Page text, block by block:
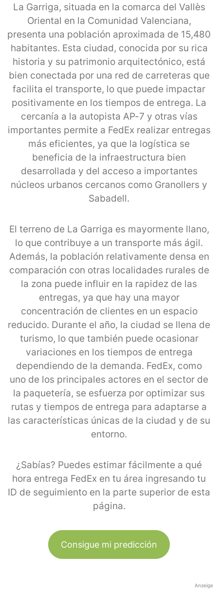
La Garriga, situada en la comarca del Vallès
Oriental en la Comunidad Valenciana,
presenta una población aproximada de 15,480
habitantes. Esta ciudad, conocida por su rica
historia y su patrimonio arquitectónico, está
bien conectada por una red de carreteras que
facilita el transporte, lo que puede impactar
positivamente en los tiempos de entrega. La
cercanía a la autopista AP-7 y otras vías
importantes permite a FedEx realizar entregas
más eficientes, ya que la logística se
beneficia de la infraestructura bien
desarrollada y del acceso a importantes
núcleos urbanos cercanos como Granollers y
Sabadell.
El terreno de La Garriga es mayormente llano,
lo que contribuye a un transporte más ágil.
Además, la población relativamente densa en
comparación con otras localidades rurales de
la zona puede influir en la rapidez de las
entregas, ya que hay una mayor
concentración de clientes en un espacio
reducido. Durante el año, la ciudad se llena de
turismo, lo que también puede ocasionar
variaciones en los tiempos de entrega
dependiendo de la demanda. FedEx, como
uno de los principales actores en el sector de
la paquetería, se esfuerza por optimizar sus
rutas y tiempos de entrega para adaptarse a
las características únicas de la ciudad y de su
entorno.
¿Sabías? Puedes estimar fácilmente a qué
hora entrega FedEx en tu área ingresando tu
ID de seguimiento en la parte superior de esta
página.
Consigue mi predicción
Anzeige